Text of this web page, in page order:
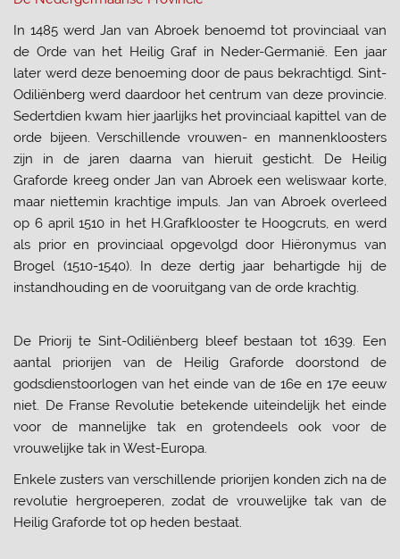
In 1485 werd Jan van Abroek benoemd tot provinciaal van
de Orde van het Heilig Graf in Neder-Germanië. Een jaar
later werd deze benoeming door de paus bekrachtigd. Sint-
Odiliënberg werd daardoor het centrum van deze provincie.
Sedertdien kwam hier jaarlijks het provinciaal kapittel van de
orde bijeen. Verschillende vrouwen- en mannenkloosters
zijn in de jaren daarna van hieruit gesticht. De Heilig
Graforde kreeg onder Jan van Abroek een weliswaar korte,
maar niettemin krachtige impuls. Jan van Abroek overleed
op 6 april 1510 in het H.Grafklooster te Hoogcruts, en werd
als prior en provinciaal opgevolgd door Hiëronymus van
Brogel (1510-1540). In deze dertig jaar behartigde hij de
instandhouding en de vooruitgang van de orde krachtig.
De Priorij te Sint-Odiliënberg bleef bestaan tot 1639. Een
aantal priorijen van de Heilig Graforde doorstond de
godsdienstoorlogen van het einde van de 16e en 17e eeuw
niet. De Franse Revolutie betekende uiteindelijk het einde
voor de mannelijke tak en grotendeels ook voor de
vrouwelijke tak in West-Europa.
Enkele zusters van verschillende priorijen konden zich na de
revolutie hergroeperen, zodat de vrouwelijke tak van de
Heilig Graforde tot op heden bestaat.